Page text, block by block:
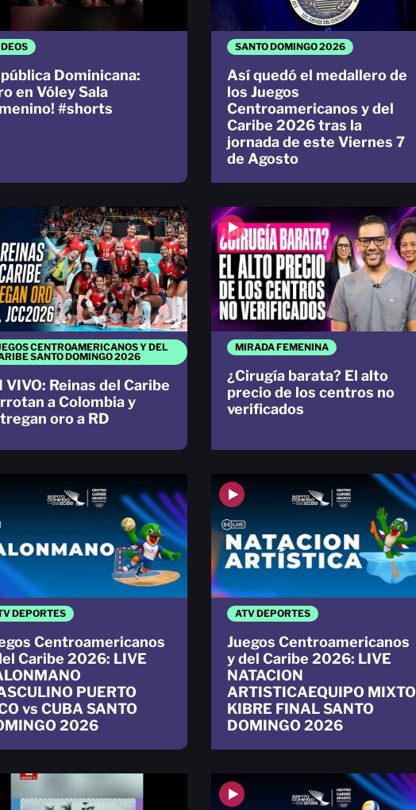
Dominicana:
en Vóley Sala
#shorts
SANTO DOMINGO 2026
Así quedó el medallero de
los Juegos
Centroamericanos y del
Caribe 2026 tras la
jornada de este Viernes 7
de Agosto
CENTROAMERICANOS Y DEL
SANTO DOMINGO 2026
VIVO: Reinas del Caribe
a Colombia y
oro a RD
MIRADA FEMENINA
¿Cirugía barata? El alto
precio de los centros no
verificados
DEPORTES
Centroamericanos
Caribe 2026: LIVE
PUERTO
vs CUBA SANTO
2026
ATV DEPORTES
Juegos Centroamericanos
y del Caribe 2026: LIVE
NATACION
ARTISTICAEQUIPO MIXTO
KIBRE FINAL SANTO
DOMINGO 2026